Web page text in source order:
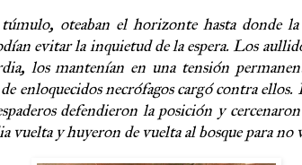
túmulo, oteaban el horizonte hasta donde
evitar la inquietud de la espera. Los
los mantenían en una tensión
enloquecidos necrófagos cargó contra
defendieron la posición y
vuelta y huyeron de vuelta al bosque para no